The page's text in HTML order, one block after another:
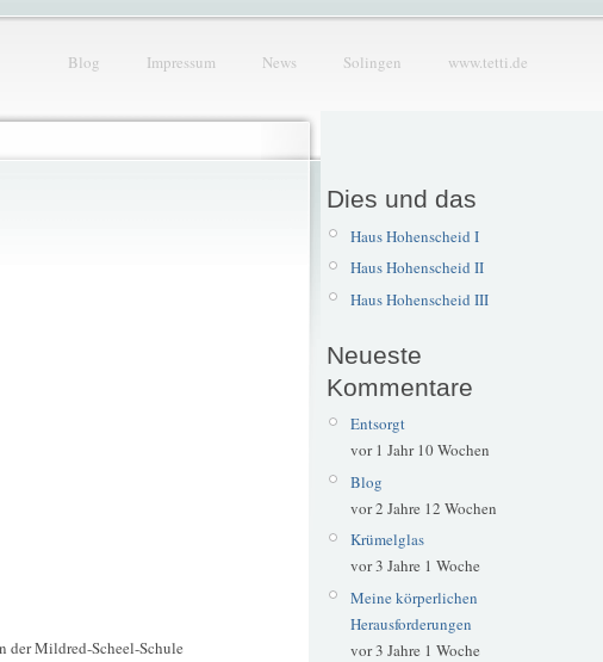
Blog Impressum News Solingen www.tetti.de
der Mildred-Scheel-Schule
Dies und das
Haus Hohenscheid I
Haus Hohenscheid II
Haus Hohenscheid III
Neueste
Kommentare
Entsorgt
vor 1 Jahr 10 Wochen
Blog
vor 2 Jahre 12 Wochen
Krümelglas
vor 3 Jahre 1 Woche
Meine körperlichen
Herausforderungen
vor 3 Jahre 1 Woche